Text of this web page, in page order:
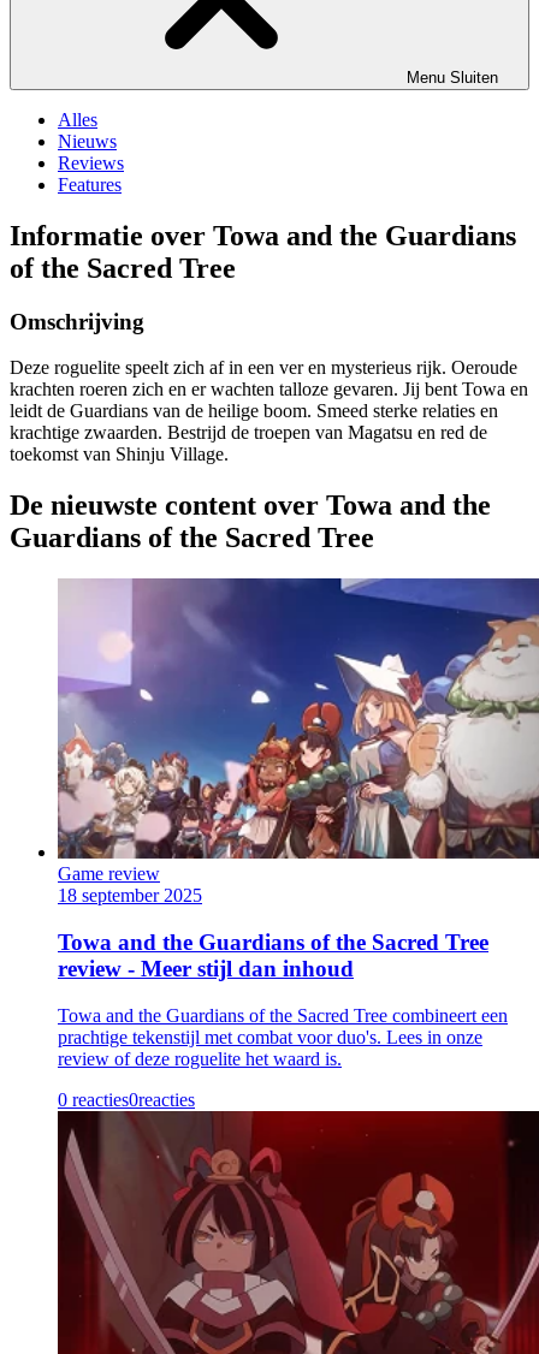
Menu Sluiten
Alles
Nieuws
Reviews
Features
Informatie over Towa and the Guardians
of the Sacred Tree
Omschrijving
Deze roguelite speelt zich af in een ver en mysterieus rijk. Oeroude
krachten roeren zich en er wachten talloze gevaren. Jij bent Towa en
leidt de Guardians van de heilige boom. Smeed sterke relaties en
krachtige zwaarden. Bestrijd de troepen van Magatsu en red de
toekomst van Shinju Village.
De nieuwste content over Towa and the
Guardians of the Sacred Tree
Game review
18 september 2025
Towa and the Guardians of the Sacred Tree
review - Meer stijl dan inhoud
Towa and the Guardians of the Sacred Tree combineert een
prachtige tekenstijl met combat voor duo's. Lees in onze
review of deze roguelite het waard is.
0 reacties0reacties